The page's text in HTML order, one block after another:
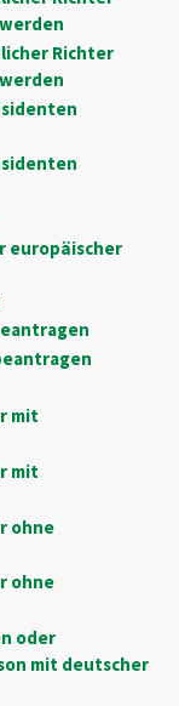
Richter
europäischer
mit
mit
ohne
ohne
oder
mit deutscher